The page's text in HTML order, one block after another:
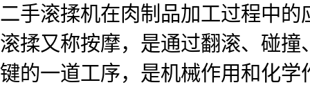
二手滚揉机在肉制品加工过程中
滚揉又称按摩，是通过翻滚、碰
键的一道工序，是机械作用和化